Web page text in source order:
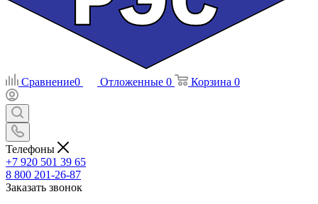
Сравнение0 Отложенные 0 Корзина 0
Телефоны
+7 920 501 39 65
8 800 201-26-87
Заказать звонок